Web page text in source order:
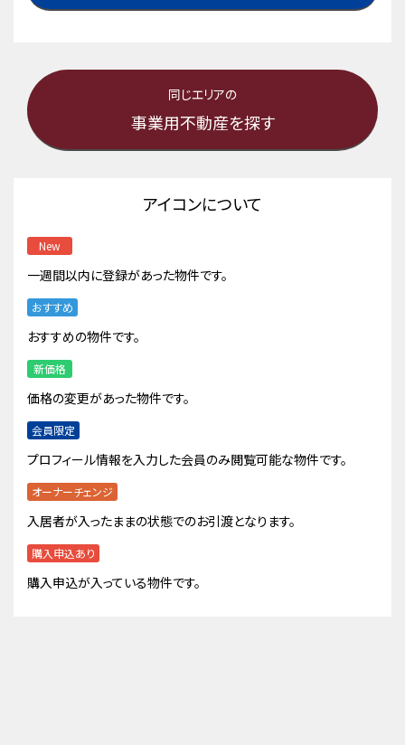
同じエリアの
事業用不動産を探す
アイコンについて
New
一週間以内に登録があった物件です。
おすすめ
おすすめの物件です。
新価格
価格の変更があった物件です。
会員限定
プロフィール情報を入力した会員のみ閲覧可能な物件です。
オーナーチェンジ
入居者が入ったままの状態でのお引渡となります。
購入申込あり
購入申込が入っている物件です。